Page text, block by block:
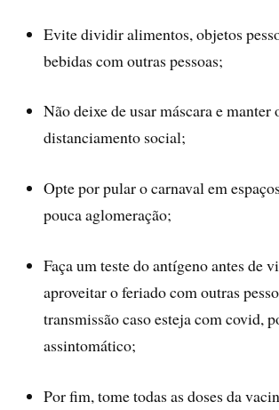
Evite dividir alimentos, objetos
bebidas com outras pessoas;
Não deixe de usar máscara e manter
distanciamento social;
Opte por pular o carnaval em
pouca aglomeração;
Faça um teste do antígeno antes de
aproveitar o feriado com outras
transmissão caso esteja com covid,
assintomático;
Por fim, tome todas as doses da